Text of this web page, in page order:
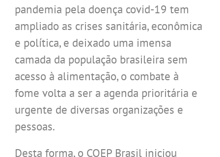
pandemia pela doença covid-19 tem
ampliado as crises sanitária, econômica
e política, e deixado uma imensa
camada da população brasileira sem
acesso à alimentação, o combate à
fome volta a ser a agenda prioritária e
urgente de diversas organizações e
pessoas.
Desta forma, o COEP Brasil iniciou